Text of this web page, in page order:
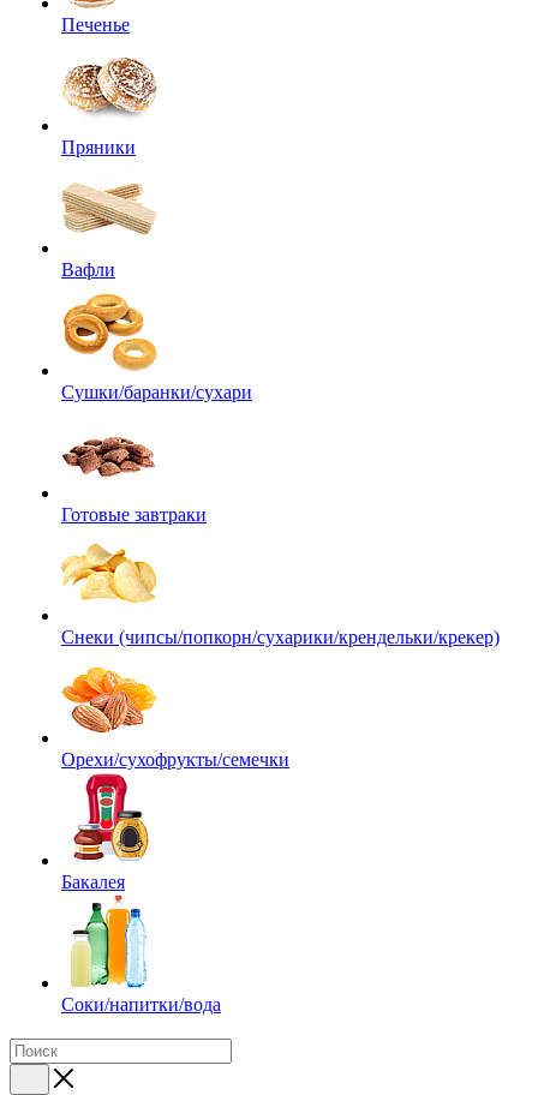
Печенье
Пряники
Вафли
Сушки/баранки/сухари
Готовые завтраки
Снеки (чипсы/попкорн/сухарики/крендельки/крекер)
Орехи/сухофрукты/семечки
Бакалея
Соки/напитки/вода